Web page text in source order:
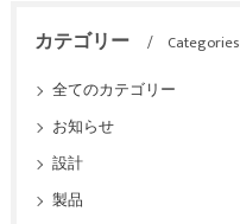
カテゴリー
Categories
全てのカテゴリー
お知らせ
設計
製品